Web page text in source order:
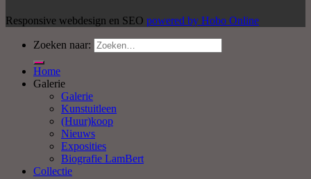
Responsive webdesign en SEO powered by Hobo Online
Zoeken naar:
Home
Galerie
Galerie
Kunstuitleen
(Huur)koop
Nieuws
Exposities
Biografie LamBert
Collectie